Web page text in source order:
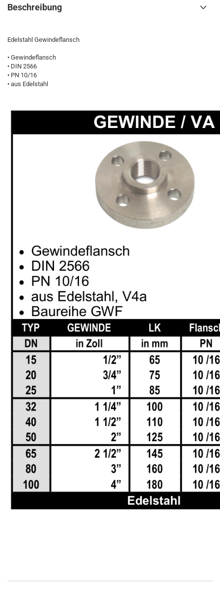
Beschreibung
Edelstahl Gewindeflansch
• Gewindeflansch
• DIN 2566
• PN 10/16
• aus Edelstahl